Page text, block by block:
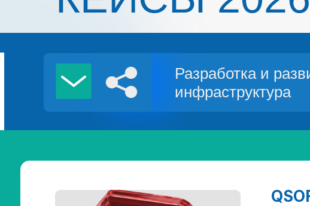
Разработка и
инфраструктура